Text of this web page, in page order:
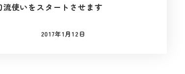
流使いをスタートさせます
投稿日
2017年1月12日